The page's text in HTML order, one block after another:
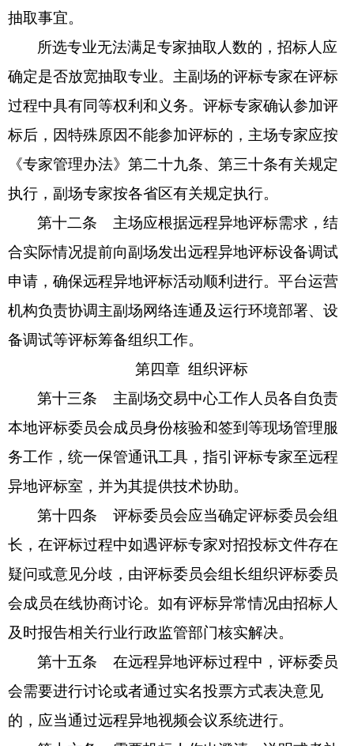
抽取事宜。
所选专业无法满足专家抽取人数的，招标人应
确定是否放宽抽取专业。主副场的评标专家在评标
过程中具有同等权利和义务。评标专家确认参加评
标后，因特殊原因不能参加评标的，主场专家应按
《专家管理办法》第二十九条、第三十条有关规定
执行，副场专家按各省区有关规定执行。
第十二条 主场应根据远程异地评标需求，结
合实际情况提前向副场发出远程异地评标设备调试
申请，确保远程异地评标活动顺利进行。平台运营
机构负责协调主副场网络连通及运行环境部署、设
备调试等评标筹备组织工作。
第四章 组织评标
第十三条 主副场交易中心工作人员各自负责
本地评标委员会成员身份核验和签到等现场管理服
务工作，统一保管通讯工具，指引评标专家至远程
异地评标室，并为其提供技术协助。
第十四条 评标委员会应当确定评标委员会组
长，在评标过程中如遇评标专家对招投标文件存在
疑问或意见分歧 ， 由评标委员会组长组织评标委员
会成员在线协商讨论。如有评标异常情况由招标人
及时报告相关行业行政监管部门核实解决。
第十五条 在远程异地评标过程中，评标委员
会需要进行讨论或者通过实名投票方式表决意见
的，应当通过远程异地视频会议系统进行。